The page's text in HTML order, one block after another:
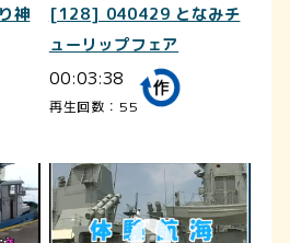
神
[128] 040429 となみチ
ューリップフェア
00:03:38
再生回数：55